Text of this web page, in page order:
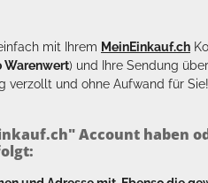
mit Ihrem MeinEinkauf.ch
Warenwert) und Ihre Sendung
verzollt und ohne Aufwand für Sie!
Account haben